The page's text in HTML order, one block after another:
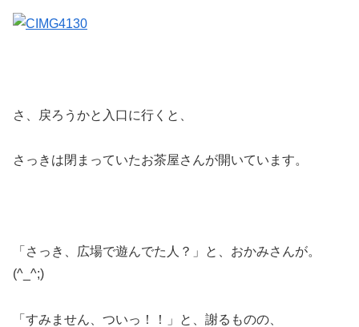
さ、戻ろうかと入口に行くと、
さっきは閉まっていたお茶屋さんが開いています。
「さっき、広場で遊んでた人？」と、おかみさんが。
(^_^;)
「すみません、ついっ！！」と、謝るものの、